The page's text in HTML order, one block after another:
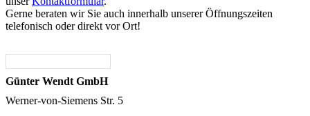
Gerne beraten wir Sie auch innerhalb unserer Öffnungszeiten
telefonisch oder direkt vor Ort!
Günter Wendt GmbH
Werner-von-Siemens Str. 5